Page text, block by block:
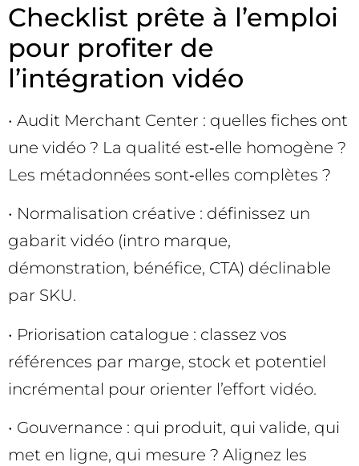
Checklist prête à l’emploi
pour profiter de
l’intégration vidéo
• Audit Merchant Center : quelles fiches ont
une vidéo ? La qualité est‑elle homogène ?
Les métadonnées sont‑elles complètes ?
• Normalisation créative : définissez un
gabarit vidéo (intro marque,
démonstration, bénéfice, CTA) déclinable
par SKU.
• Priorisation catalogue : classez vos
références par marge, stock et potentiel
incrémental pour orienter l’effort vidéo.
• Gouvernance : qui produit, qui valide, qui
met en ligne, qui mesure ? Alignez les